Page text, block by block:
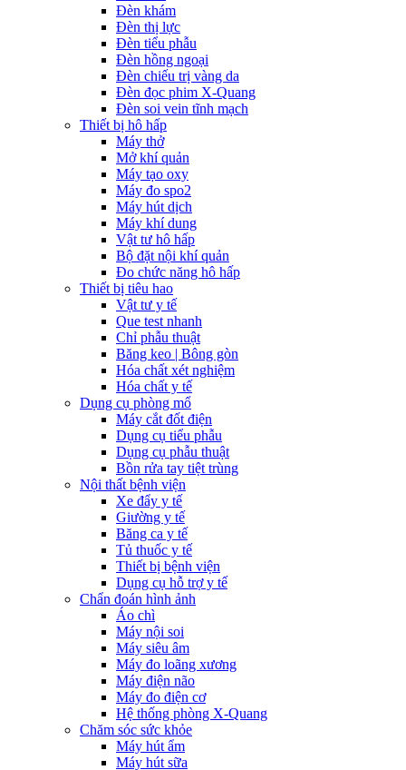
Đèn khám
Đèn thị lực
Đèn tiểu phẫu
Đèn hồng ngoại
Đèn chiếu trị vàng da
Đèn đọc phim X-Quang
Đèn soi vein tĩnh mạch
Thiết bị hô hấp
Máy thở
Mở khí quản
Máy tạo oxy
Máy đo spo2
Máy hút dịch
Máy khí dung
Vật tư hô hấp
Bộ đặt nội khí quản
Đo chức năng hô hấp
Thiết bị tiêu hao
Vật tư y tế
Que test nhanh
Chỉ phẫu thuật
Băng keo | Bông gòn
Hóa chất xét nghiệm
Hóa chất y tế
Dụng cụ phòng mổ
Máy cắt đốt điện
Dụng cụ tiểu phẫu
Dụng cụ phẫu thuật
Bồn rửa tay tiệt trùng
Nội thất bệnh viện
Xe đẩy y tế
Giường y tế
Băng ca y tế
Tủ thuốc y tế
Thiết bị bệnh viện
Dụng cụ hỗ trợ y tế
Chẩn đoán hình ảnh
Áo chì
Máy nội soi
Máy siêu âm
Máy đo loãng xương
Máy điện não
Máy đo điện cơ
Hệ thống phòng X-Quang
Chăm sóc sức khỏe
Máy hút ẩm
Máy hút sữa